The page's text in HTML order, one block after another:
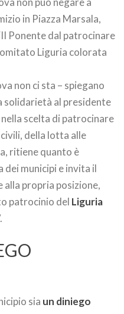
in Piazza Marsala,
Ponente dal patrocinare
Liguria colorata
non ci sta – spiegano
solidarietà al presidente
scelta di patrocinare
della lotta alle
ritiene quanto è
dei municipi e invita il
alla propria posizione,
patrocinio del Liguria
sia un diniego